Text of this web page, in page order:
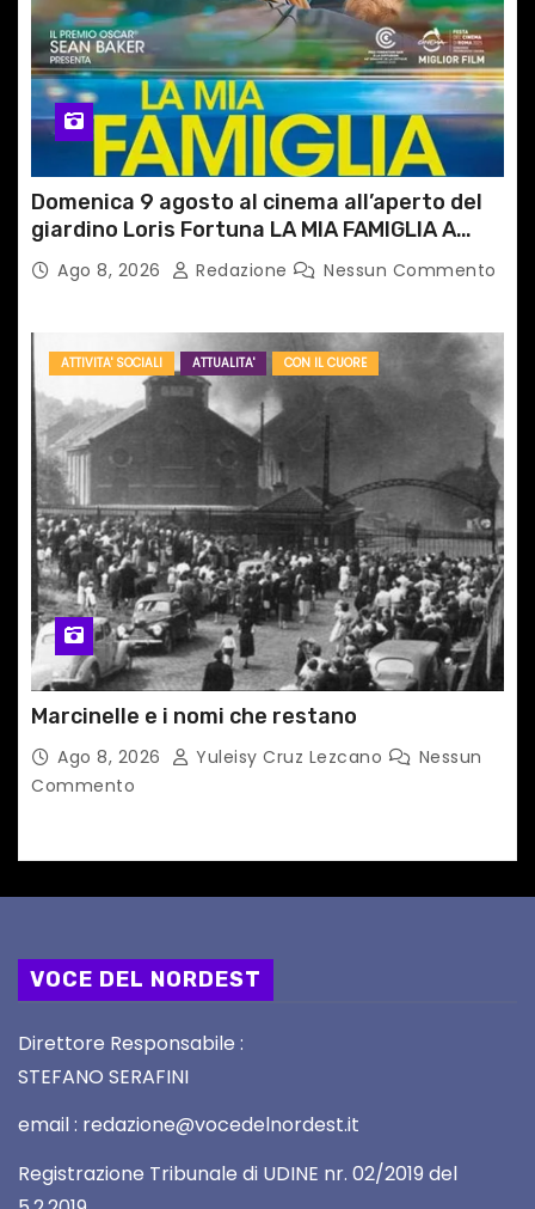
Domenica 9 agosto al cinema all’aperto del
giardino Loris Fortuna LA MIA FAMIGLIA A
TAIPEIAgo 8, 2026 Redazione Nessun Commento
ATTIVITA' SOCIALI ATTUALITA' CON IL CUORE
Marcinelle e i nomi che restano
Ago 8, 2026 Yuleisy Cruz Lezcano
Nessun
Commento
VOCE DEL NORDEST
Direttore Responsabile :
STEFANO SERAFINI
email : redazione@vocedelnordest.it
Registrazione Tribunale di UDINE nr. 02/2019 del